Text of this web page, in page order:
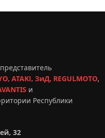
, ATAKI, ЗиД, REGULMOTO,
и
Республики
32